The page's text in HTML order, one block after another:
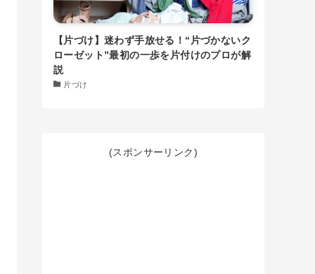
【片づけ】迷わず手放せる！“片づかないク
ローゼット”最初の一歩を片付けのプロが解
説
片づけ
(スポンサーリンク)